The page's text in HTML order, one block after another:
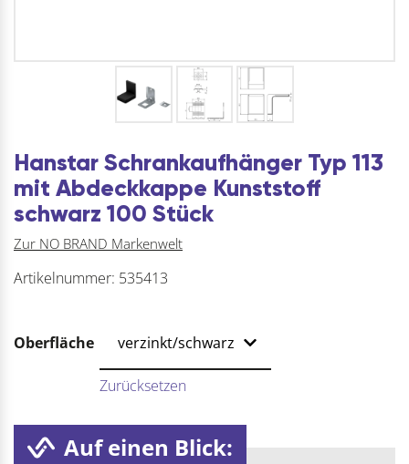
Hanstar Schrankaufhänger Typ 113
mit Abdeckkappe Kunststoff
schwarz 100 Stück
Zur NO BRAND Markenwelt
Artikelnummer: 535413
Oberfläche
Zurücksetzen
Auf einen Blick: